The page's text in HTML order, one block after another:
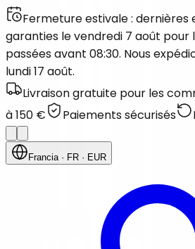
Fermeture estivale : dernières
garanties le vendredi 7 août pour
passées avant 08:30. Nous
lundi 17 août.
Livraison gratuite pour les
à 150 €
Paiements sécurisés
Francia· FR · EUR